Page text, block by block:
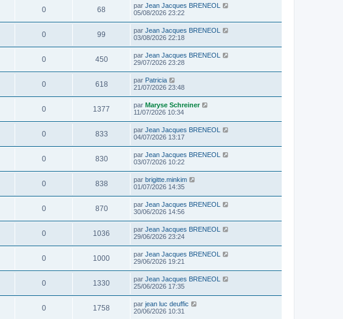
0 68 par Jean Jacques BRENEOL
05/08/2026 23:22
0 99 par Jean Jacques BRENEOL
03/08/2026 22:18
0 450 par Jean Jacques BRENEOL
29/07/2026 23:28
0 618 par Patricia
21/07/2026 23:48
0 1377 par Maryse Schreiner
11/07/2026 10:34
0 833 par Jean Jacques BRENEOL
04/07/2026 13:17
0 830 par Jean Jacques BRENEOL
03/07/2026 10:22
0 838 par brigitte.minkim
01/07/2026 14:35
0 870 par Jean Jacques BRENEOL
30/06/2026 14:56
0 1036 par Jean Jacques BRENEOL
29/06/2026 23:24
0 1000 par Jean Jacques BRENEOL
29/06/2026 19:21
0 1330 par Jean Jacques BRENEOL
25/06/2026 17:35
0 1758 par jean luc deuffic
20/06/2026 10:31